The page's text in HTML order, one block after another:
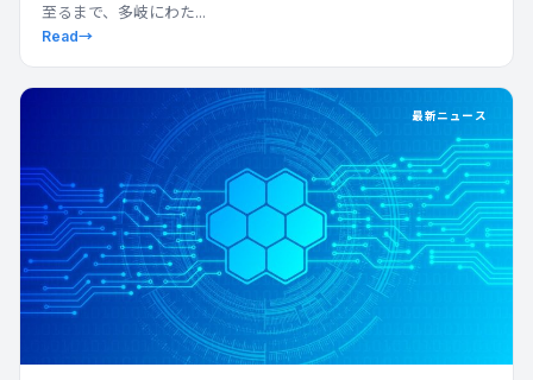
至るまで、多岐にわた...
Read→
最新ニュース